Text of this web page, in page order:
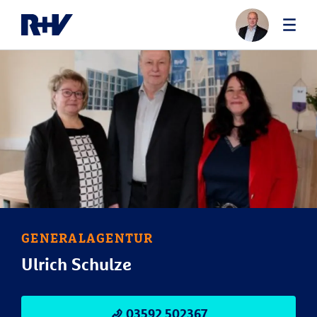
GENERALAGENTUR
Ulrich Schulze
03592 502367